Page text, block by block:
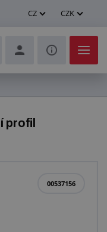
CZ CZK
profil
00537156